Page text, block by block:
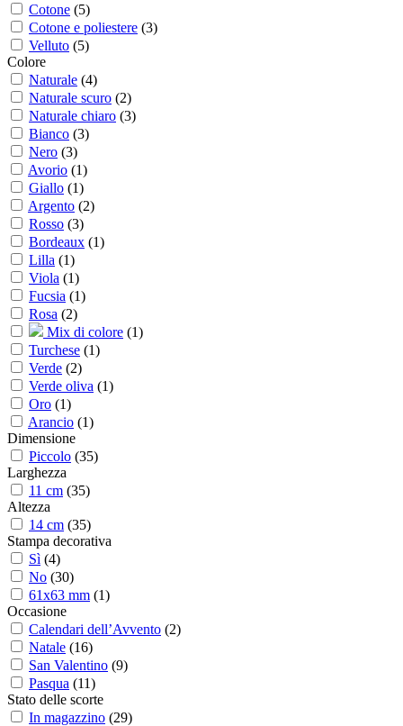
Cotone (5)
Cotone e poliestere (3)
Velluto (5)
Colore
Naturale (4)
Naturale scuro (2)
Naturale chiaro (3)
Bianco (3)
Nero (3)
Avorio (1)
Giallo (1)
Argento (2)
Rosso (3)
Bordeaux (1)
Lilla (1)
Viola (1)
Fucsia (1)
Rosa (2)
Mix di colore (1)
Turchese (1)
Verde (2)
Verde oliva (1)
Oro (1)
Arancio (1)
Dimensione
Piccolo (35)
Larghezza
11 cm (35)
Altezza
14 cm (35)
Stampa decorativa
Sì (4)
No (30)
61x63 mm (1)
Occasione
Calendari dell’Avvento (2)
Natale (16)
San Valentino (9)
Pasqua (11)
Stato delle scorte
In magazzino (29)